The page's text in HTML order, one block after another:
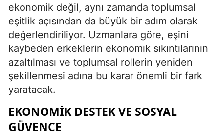
ekonomik değil, aynı zamanda toplumsal
eşitlik açısından da büyük bir adım olarak
değerlendiriliyor. Uzmanlara göre, eşini
kaybeden erkeklerin ekonomik sıkıntılarının
azaltılması ve toplumsal rollerin yeniden
şekillenmesi adına bu karar önemli bir fark
yaratacak.
EKONOMIK DESTEK VE SOSYAL
GÜVENCE